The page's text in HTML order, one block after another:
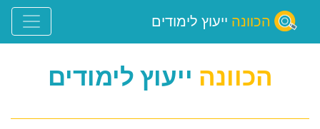
הכוונה ייעוץ לימודים
הכוונה ייעוץ לימודים